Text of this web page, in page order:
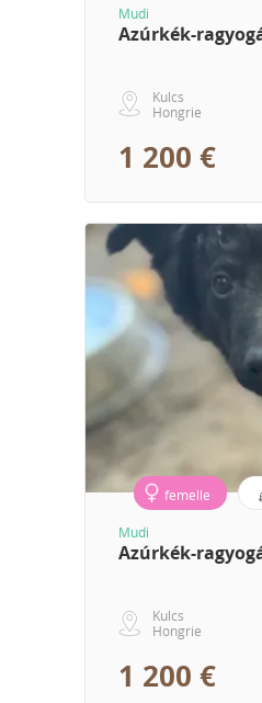
Mudi
Azúrkék-
Kulcs
Hongrie
1 200 €
femelle
Mudi
Azúrkék-
Kulcs
Hongrie
1 200 €